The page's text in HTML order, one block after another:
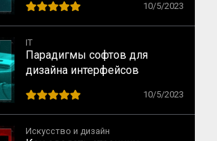
10/5/2023
IT
Парадигмы софтов для
дизайна интерфейсов
10/5/2023
Искусство и дизайн